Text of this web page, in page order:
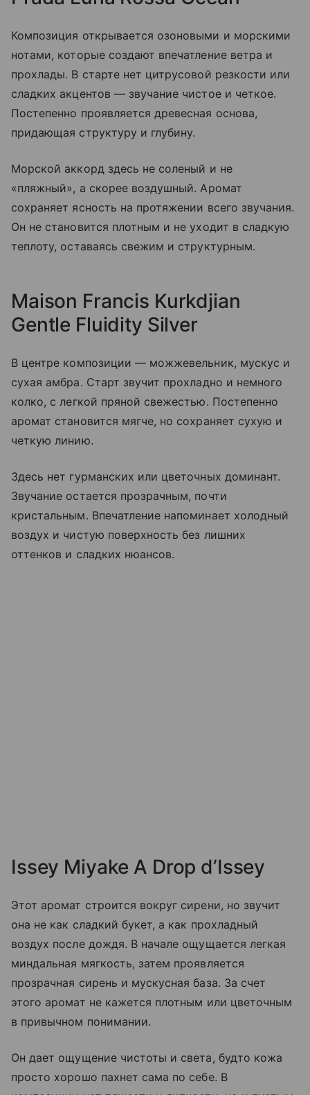
Композиция открывается озоновыми и морскими
нотами, которые создают впечатление ветра и
прохлады. В старте нет цитрусовой резкости или
сладких акцентов — звучание чистое и четкое.
Постепенно проявляется древесная основа,
придающая структуру и глубину.
Морской аккорд здесь не соленый и не
«пляжный», а скорее воздушный. Аромат
сохраняет ясность на протяжении всего звучания.
Он не становится плотным и не уходит в сладкую
теплоту, оставаясь свежим и структурным.
Maison Francis Kurkdjian
Gentle Fluidity Silver
В центре композиции — можжевельник, мускус и
сухая амбра. Старт звучит прохладно и немного
колко, с легкой пряной свежестью. Постепенно
аромат становится мягче, но сохраняет сухую и
четкую линию.
Здесь нет гурманских или цветочных доминант.
Звучание остается прозрачным, почти
кристальным. Впечатление напоминает холодный
воздух и чистую поверхность без лишних
оттенков и сладких нюансов.
Issey Miyake A Drop d’Issey
Этот аромат строится вокруг сирени, но звучит
она не как сладкий букет, а как прохладный
воздух после дождя. В начале ощущается легкая
миндальная мягкость, затем проявляется
прозрачная сирень и мускусная база. За счет
этого аромат не кажется плотным или цветочным
в привычном понимании.
Он дает ощущение чистоты и света, будто кожа
просто хорошо пахнет сама по себе. В